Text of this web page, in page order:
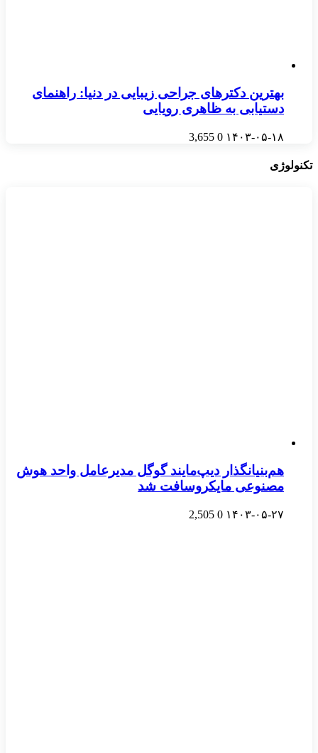
بهترین دکترهای جراحی زیبایی در دنیا: راهنمای
دستیابی به ظاهری رویایی
۱۴۰۳-۰۵-۱۸ 0
3,655
تکنولوژی
هم‌بنیانگذار دیپ‌مایند گوگل مدیرعامل واحد هوش
مصنوعی مایکروسافت شد
۱۴۰۳-۰۵-۲۷ 0
2,505